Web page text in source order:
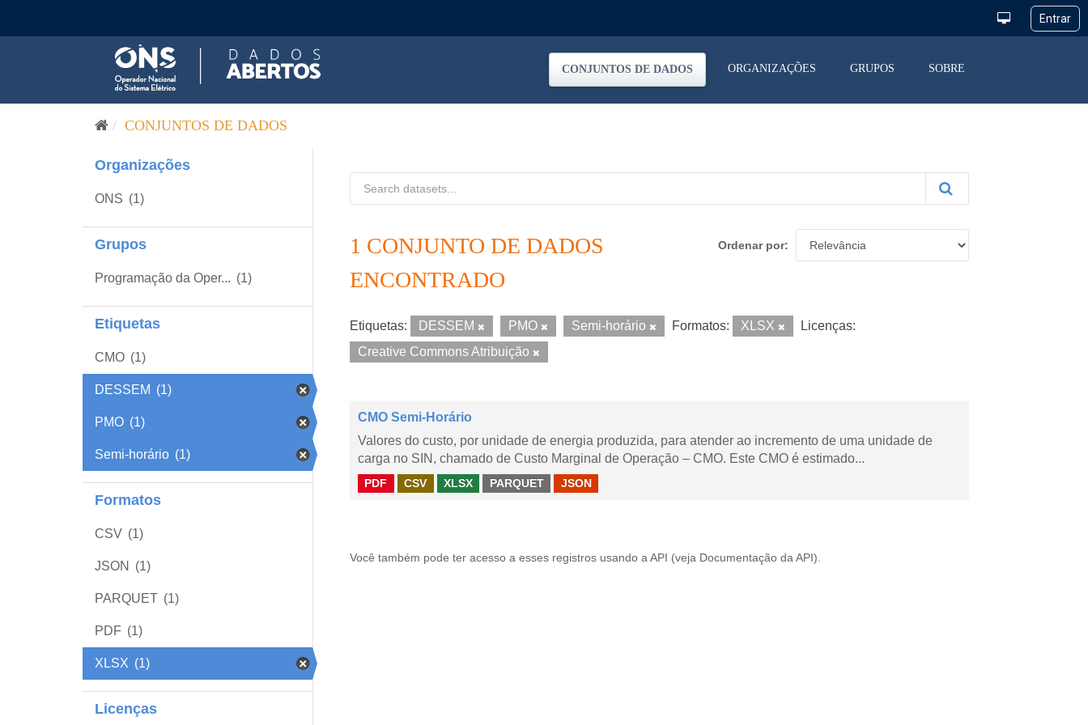
CONJUNTOS DE DADOS ORGANIZAÇÕES GRUPOS SOBRE
CONJUNTOS DE DADOS
Organizações
ONS (1)
Grupos
Programação da Oper... (1)
Etiquetas
CMO (1)
DESSEM (1)
PMO (1)
Semi-horário (1)
Formatos
CSV (1)
JSON (1)
PARQUET (1)
PDF (1)
XLSX (1)
Licenças
Ordenar por
1 CONJUNTO DE DADOS
ENCONTRADO
Etiquetas: DESSEM PMO Semi-horário Formatos: XLSX
Licenças:
Creative Commons Atribuição
CMO Semi-Horário
Valores do custo, por unidade de energia produzida, para atender ao incremento de uma unidade de
carga no SIN, chamado de Custo Marginal de Operação – CMO. Este CMO é estimado...
PDF CSV XLSX PARQUET JSON
Você também pode ter acesso a esses registros usando a API (veja Documentação da API ).